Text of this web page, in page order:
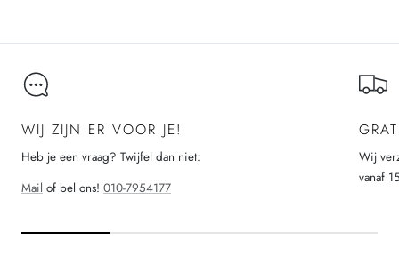
WIJ ZIJN ER VOOR JE!
Heb je een vraag? Twijfel dan niet:
Mail of bel ons! 010-7954177
Wij
vanaf